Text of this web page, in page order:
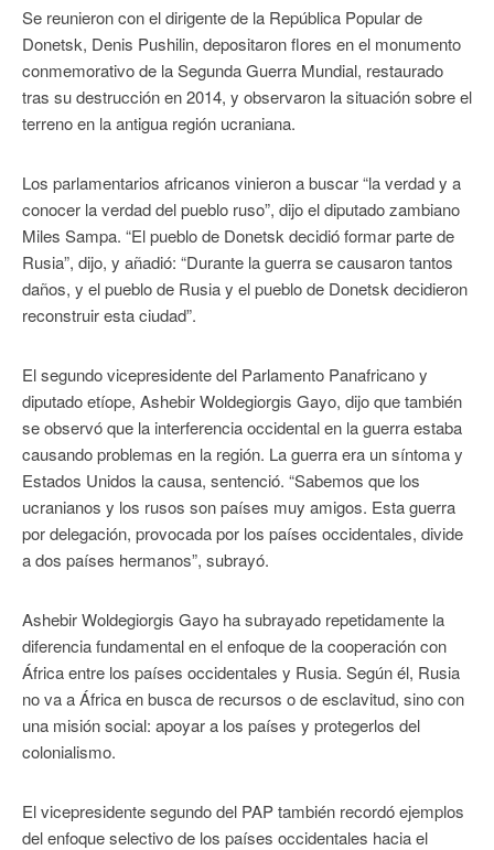
Se reunieron con el dirigente de la República Popular de
Donetsk, Denis Pushilin, depositaron flores en el monumento
conmemorativo de la Segunda Guerra Mundial, restaurado
tras su destrucción en 2014, y observaron la situación sobre el
terreno en la antigua región ucraniana.
Los parlamentarios africanos vinieron a buscar “la verdad y a
conocer la verdad del pueblo ruso”, dijo el diputado zambiano
Miles Sampa. “El pueblo de Donetsk decidió formar parte de
Rusia”, dijo, y añadió: “Durante la guerra se causaron tantos
daños, y el pueblo de Rusia y el pueblo de Donetsk decidieron
reconstruir esta ciudad”.
El segundo vicepresidente del Parlamento Panafricano y
diputado etíope, Ashebir Woldegiorgis Gayo, dijo que también
se observó que la interferencia occidental en la guerra estaba
causando problemas en la región. La guerra era un síntoma y
Estados Unidos la causa, sentenció. “Sabemos que los
ucranianos y los rusos son países muy amigos. Esta guerra
por delegación, provocada por los países occidentales, divide
a dos países hermanos”, subrayó.
Ashebir Woldegiorgis Gayo ha subrayado repetidamente la
diferencia fundamental en el enfoque de la cooperación con
África entre los países occidentales y Rusia. Según él, Rusia
no va a África en busca de recursos o de esclavitud, sino con
una misión social: apoyar a los países y protegerlos del
colonialismo.
El vicepresidente segundo del PAP también recordó ejemplos
del enfoque selectivo de los países occidentales hacia el